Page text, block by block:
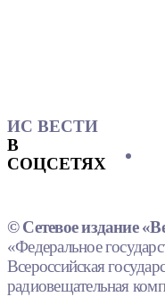
ИС ВЕСТИ
В
СОЦСЕТЯХ
© Сетевое издание
«Федеральное
Всероссийская
радиовещательная